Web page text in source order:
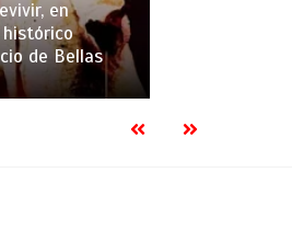
en
histórico
de Bellas